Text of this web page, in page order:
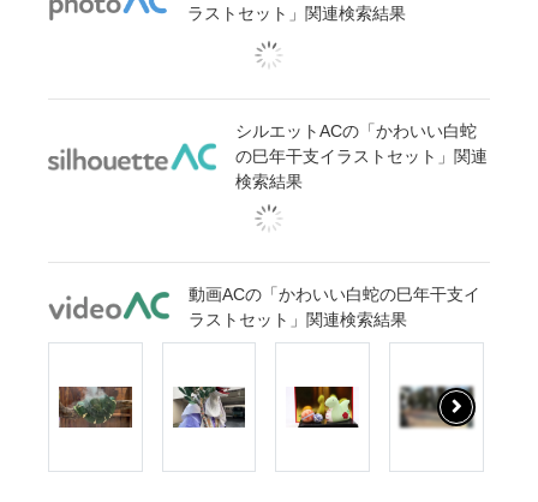
ラストセット」関連検索結果
シルエットACの「かわいい白蛇
の巳年干支イラストセット」関連
検索結果
動画ACの「かわいい白蛇の巳年干支イ
ラストセット」関連検索結果